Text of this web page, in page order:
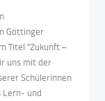
Göttinger
Titel "Zukunft –
uns mit der
Schülerinnen
Lern- und